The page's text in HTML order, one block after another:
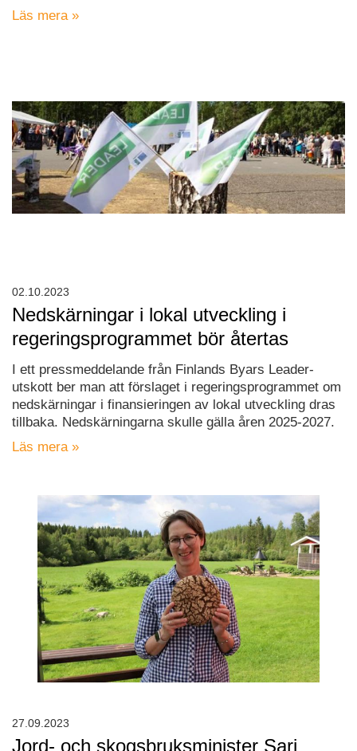
Läs mera »
Nedskärningar i lokal utveckling i
regeringsprogrammet bör återtas
I ett pressmeddelande från Finlands Byars Leader-
utskott ber man att förslaget i regeringsprogrammet om
nedskärningar i finansieringen av lokal utveckling dras
tillbaka. Nedskärningarna skulle gälla åren 2025-2027.
Läs mera »
02.10.2023
Jord- och skogsbruksminister Sari
27.09.2023